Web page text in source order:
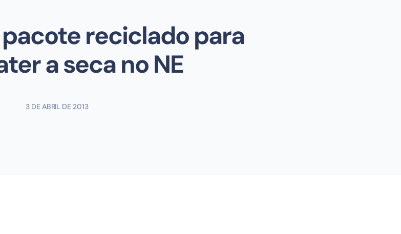
reciclado para
a seca no NE
3 DE ABRIL DE 2013